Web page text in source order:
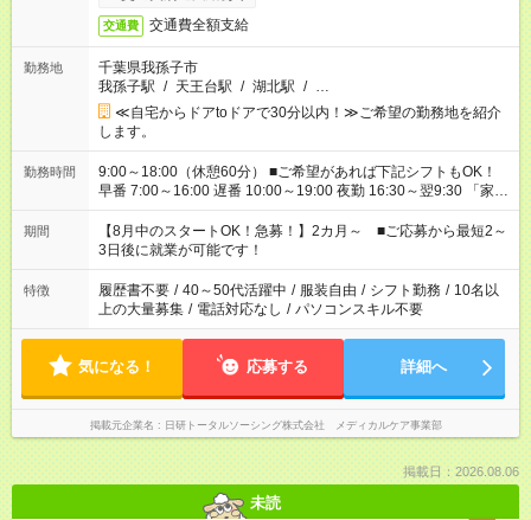
交通費 交通費全額支給
勤務地
千葉県我孫子市
我孫子駅 / 天王台駅 / 湖北駅 / …
≪自宅からドアtoドアで30分以内！≫ご希望の勤務地を紹介
します。
勤務時間
9:00～18:00（休憩60分） ■ご希望があれば下記シフトもOK！
早番 7:00～16:00 遅番 10:00～19:00 夜勤 16:30～翌9:30 「家族
と休みを合わせたい」 「余裕を持って夕飯の準備がしたい」
「できれば残業はしたくない」 など、ご希望を教えてください
ね。 ※Wワーク希望の方へ 今ご覧のお仕事で希望する勤務時間
と、もう1つのお仕事の勤務時間。 合計で週40時間を超える場
合は応募できません。
期間
【8月中のスタートOK！急募！】2カ月～ ■ご応募から最短2～
3日後に就業が可能です！
特徴 履歴書不要 / 40～50代活躍中 / 服装自由 / シフト勤務 / 10名以
上の大量募集 / 電話対応なし / パソコンスキル不要
気になる！ 応募する 詳細へ
掲載元企業名 日研トータルソーシング株式会社 メディカルケア事業部
掲載日：2026.08.06
未読